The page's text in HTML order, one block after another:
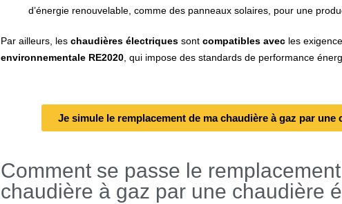
d’énergie renouvelable, comme des panneaux solaires, pour une
Par ailleurs, les chaudières électriquessont compatibles avecles
environnementale RE2020, qui impose des standards de performance
Je simule le remplacement de ma chaudière à gaz par une
Comment se passe le remplacement
chaudière à gaz par une chaudière